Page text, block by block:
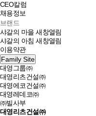
CEO칼럼
채용정보
브랜드
샤갈의 마을새창열림
샤갈의 아침새창열림
이용약관
Family Site
대영그룹㈜
대영리츠건설㈜
대영에코건설㈜
대영레데코㈜
㈜빌사부
대영리츠건설㈜